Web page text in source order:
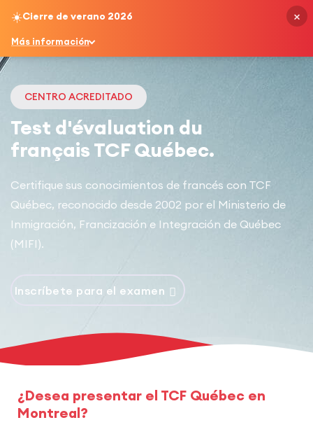
☀️Cierre de verano 2026
Más información
×
CENTRO ACREDITADO
Test d'évaluation du
français TCF Québec.
Certifique sus conocimientos de francés con TCF
Québec, reconocido desde 2002 por el Ministerio de
Inmigración, Francización e Integración de Québec
(MIFI).
Inscríbete para el examen
¿Desea presentar el TCF Québec en
Montreal?